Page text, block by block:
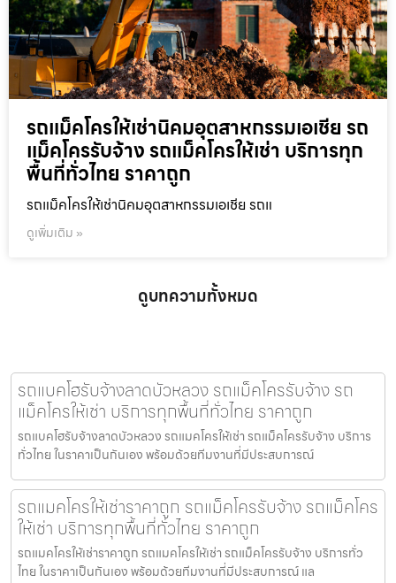
รถแม็คโครให้เช่านิคมอุตสาหกรรมเอเชีย รถ
แม็คโครรับจ้าง รถแม็คโครให้เช่า บริการทุก
พื้นที่ทั่วไทย ราคาถูก
รถแม็คโครให้เช่านิคมอุตสาหกรรมเอเชีย รถแ
ดูเพิ่มเติม »
ดูบทความทั้งหมด
รถแบคโฮรับจ้างลาดบัวหลวง รถแม็คโครรับจ้าง รถ
แม็คโครให้เช่า บริการทุกพื้นที่ทั่วไทย ราคาถูก
รถแบคโฮรับจ้างลาดบัวหลวง รถแมคโครให้เช่า รถแม็คโครรับจ้าง บริการ
ทั่วไทย ในราคาเป็นกันเอง พร้อมด้วยทีมงานที่มีประสบการณ์
รถแมคโครให้เช่าราคาถูก รถแม็คโครรับจ้าง รถแม็คโคร
ให้เช่า บริการทุกพื้นที่ทั่วไทย ราคาถูก
รถแมคโครให้เช่าราคาถูก รถแมคโครให้เช่า รถแม็คโครรับจ้าง บริการทั่ว
ไทย ในราคาเป็นกันเอง พร้อมด้วยทีมงานที่มีประสบการณ์ แล